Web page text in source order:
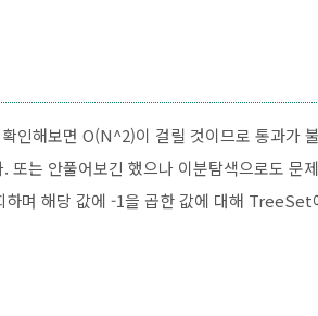
인해보면 O(N^2)이 걸릴 것이므로 통과가
또는 안풀어보긴 했으나 이분탐색으로도
하며 해당 값에 -1을 곱한 값에 대해